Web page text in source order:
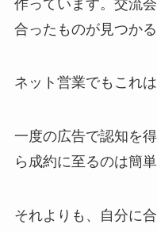
作っています。交流
合ったものが見つかる
ネット営業でもこれ
一度の広告で認知を
ら成約に至るのは簡
それよりも、自分に